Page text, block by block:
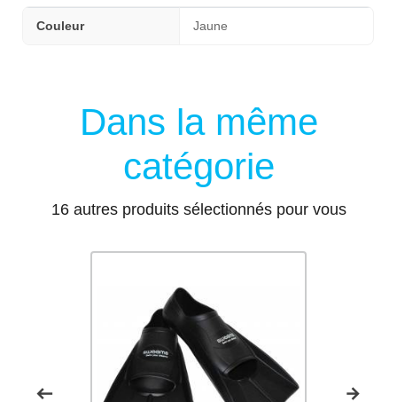
Couleur Jaune
Dans la même
catégorie
16 autres produits sélectionnés pour vous